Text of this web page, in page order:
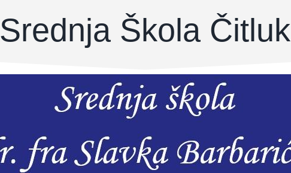
Srednja Škola Čitluk